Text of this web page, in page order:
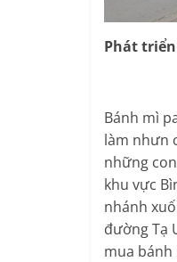
Phát
Bánh mì
làm nhưn
những
khu vực
nhánh
đường Tạ
mua bánh